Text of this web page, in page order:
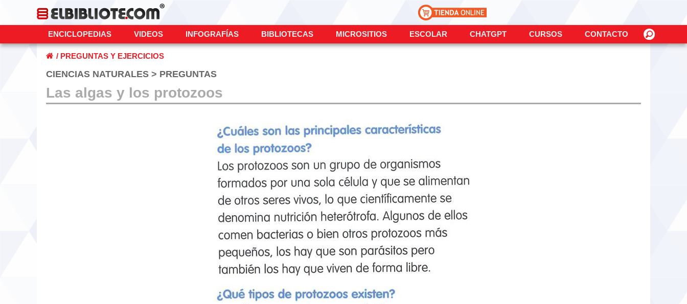
ENCICLOPEDIAS VIDEOS INFOGRAFÍAS BIBLIOTECAS MICROSITIOS ESCOLAR CHATGPT CURSOS CONTACTO
/ PREGUNTAS Y EJERCICIOS
CIENCIAS NATURALES > PREGUNTAS
Las algas y los protozoos